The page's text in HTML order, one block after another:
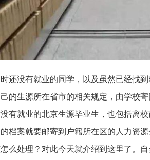
还没有就业的同学，以及虽然已经找
的生源所在省市的相关规定，由学校寄
有就业的北京生源毕业生，也包括离
档案就要邮寄到户籍所在区的人力资源
么处理？对此今天就介绍到这里了。